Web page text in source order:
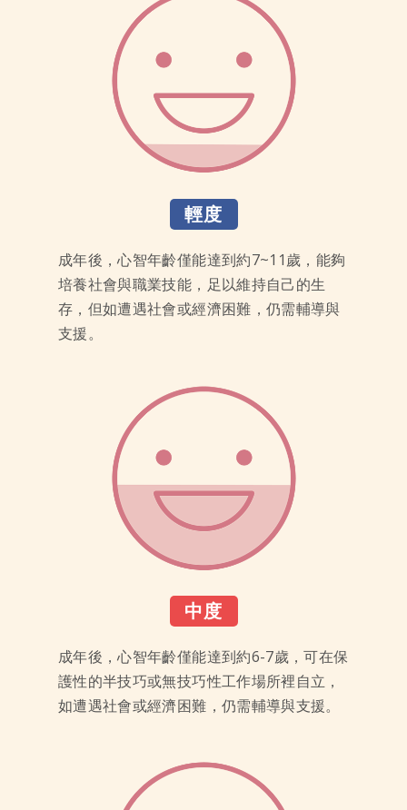
輕度
成年後，心智年齡僅能達到約7~11歲，能夠
培養社會與職業技能，足以維持自己的生
存，但如遭遇社會或經濟困難，仍需輔導與
支援。
中度
成年後，心智年齡僅能達到約6-7歲，可在保
護性的半技巧或無技巧性工作場所裡自立，
如遭遇社會或經濟困難，仍需輔導與支援。